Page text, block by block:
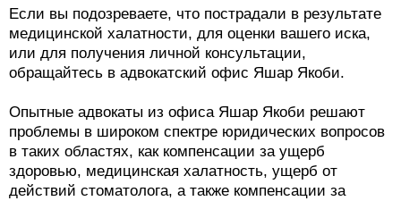
Если вы подозреваете, что пострадали в результате
медицинской халатности, для оценки вашего иска,
или для получения личной консультации,
обращайтесь в адвокатский офис Яшар Якоби.
Опытные адвокаты из офиса Яшар Якоби решают
проблемы в широком спектре юридических вопросов
в таких областях, как компенсации за ущерб
здоровью, медицинская халатность, ущерб от
действий стоматолога, а также компенсации за